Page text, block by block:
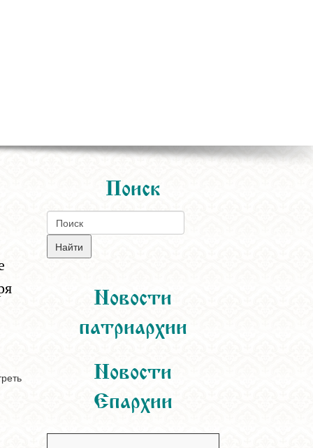
Поиск
Новости
патриархии
Новости
Епархии